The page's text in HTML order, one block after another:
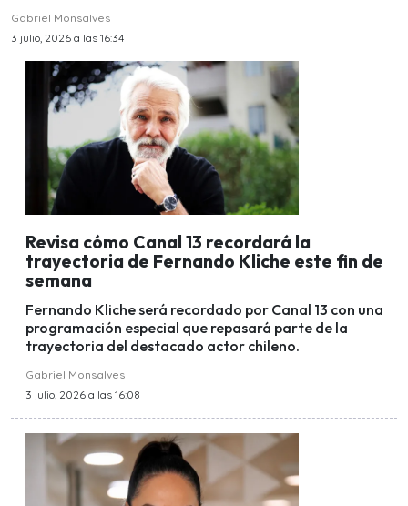
Gabriel Monsalves
3 julio, 2026 a las 16:34
Revisa cómo Canal 13 recordará la
trayectoria de Fernando Kliche este fin de
semana
Fernando Kliche será recordado por Canal 13 con una
programación especial que repasará parte de la
trayectoria del destacado actor chileno.
Gabriel Monsalves
3 julio, 2026 a las 16:08